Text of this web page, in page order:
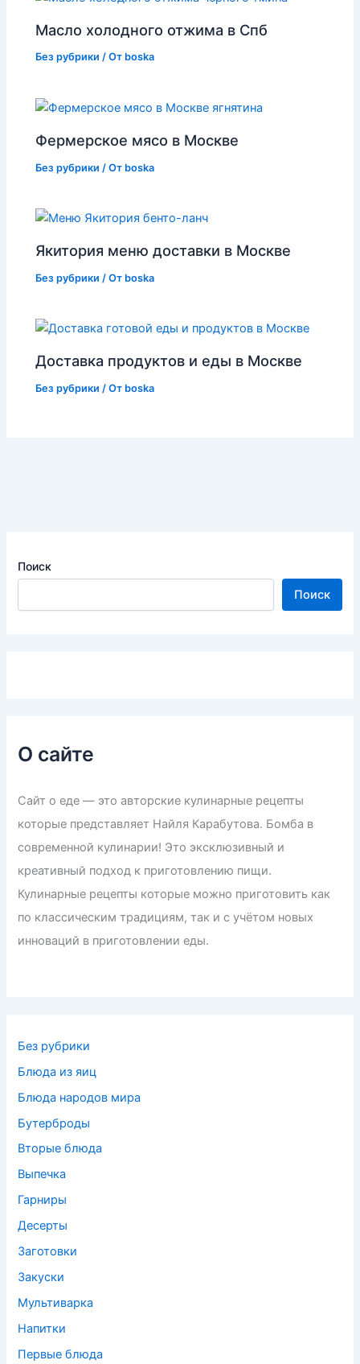
Масло холодного отжима в Спб
Без рубрики / От boska
Фермерское мясо в Москве
Без рубрики / От boska
Якитория меню доставки в Москве
Без рубрики / От boska
Доставка продуктов и еды в Москве
Без рубрики / От boska
Поиск
Поиск
О сайте
Сайт о еде — это авторские кулинарные рецепты
которые представляет Найля Карабутова. Бомба в
современной кулинарии! Это эксклюзивный и
креативный подход к приготовлению пищи.
Кулинарные рецепты которые можно приготовить как
по классическим традициям, так и с учётом новых
инноваций в приготовлении еды.
Без рубрики
Блюда из яиц
Блюда народов мира
Бутерброды
Вторые блюда
Выпечка
Гарниры
Десерты
Заготовки
Закуски
Мультиварка
Напитки
Первые блюда